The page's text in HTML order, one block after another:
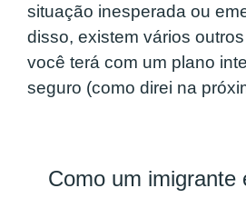
situação inesperada ou
disso, existem vários
você terá com um plano
seguro (como direi na
Como um imigrante